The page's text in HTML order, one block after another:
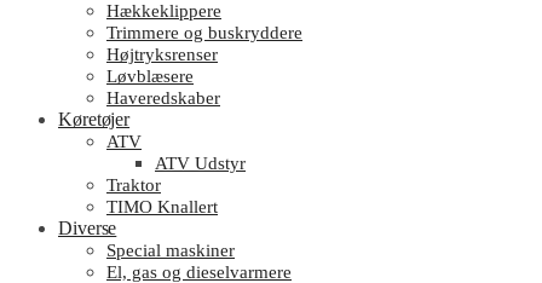
Hækkeklippere
Trimmere og buskryddere
Højtryksrenser
Løvblæsere
Haveredskaber
Køretøjer
ATV
ATV Udstyr
Traktor
TIMO Knallert
Diverse
Special maskiner
El, gas og dieselvarmere